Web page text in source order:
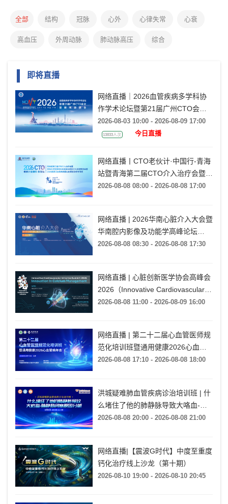
全部 结构 冠脉 心外 心律失常 心衰
高血压 外周动脉 肺动脉高压 综合
即将直播
网络直播｜2026血管疾病多学科协
作学术论坛暨第21届广州CTO会议
暨岭南瓣膜会（VMDT2026）
2026-08-03 10:00 - 2026-08-09 17:00
13833人次 今日直播
网络直播丨CTO老伙计·中国行-青海
站暨青海第二届CTO介入治疗会暨青
海大学附属医院首届复杂冠脉介入诊
2026-08-08 08:00 - 2026-08-08 17:00
网络直播 | 2026华南心脏介入大会暨
华南腔内影像及功能学高峰论坛
·CCEC花城影秀暨CCI广州行（SCIF
2026-08-08 08:30 - 2026-08-08 17:30
网络直播 | 心脏创新医学协会高峰会
2026（Innovative Cardiovascular
Initiative Summit 2026）
2026-08-08 11:00 - 2026-08-09 16:00
网络直播 | 第二十二届心血管医师规
范化培训班暨通用健康2026心血管
病年会
2026-08-08 17:10 - 2026-08-08 18:00
洪城疑难肺血管疾病诊治培训班 | 什
么堵住了他的肺静脉导致大咯血-肺
静脉闭塞原因分析
2026-08-08 20:00 - 2026-08-08 21:00
网络直播|【震波G时代】中度至重度
钙化治疗线上沙龙（第十期）
2026-08-10 19:00 - 2026-08-10 20:45